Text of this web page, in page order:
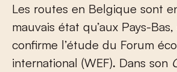
Les routes en Belgique sont
mauvais état qu’aux Pays-
confirme l’étude du Forum
international (WEF). Dans son